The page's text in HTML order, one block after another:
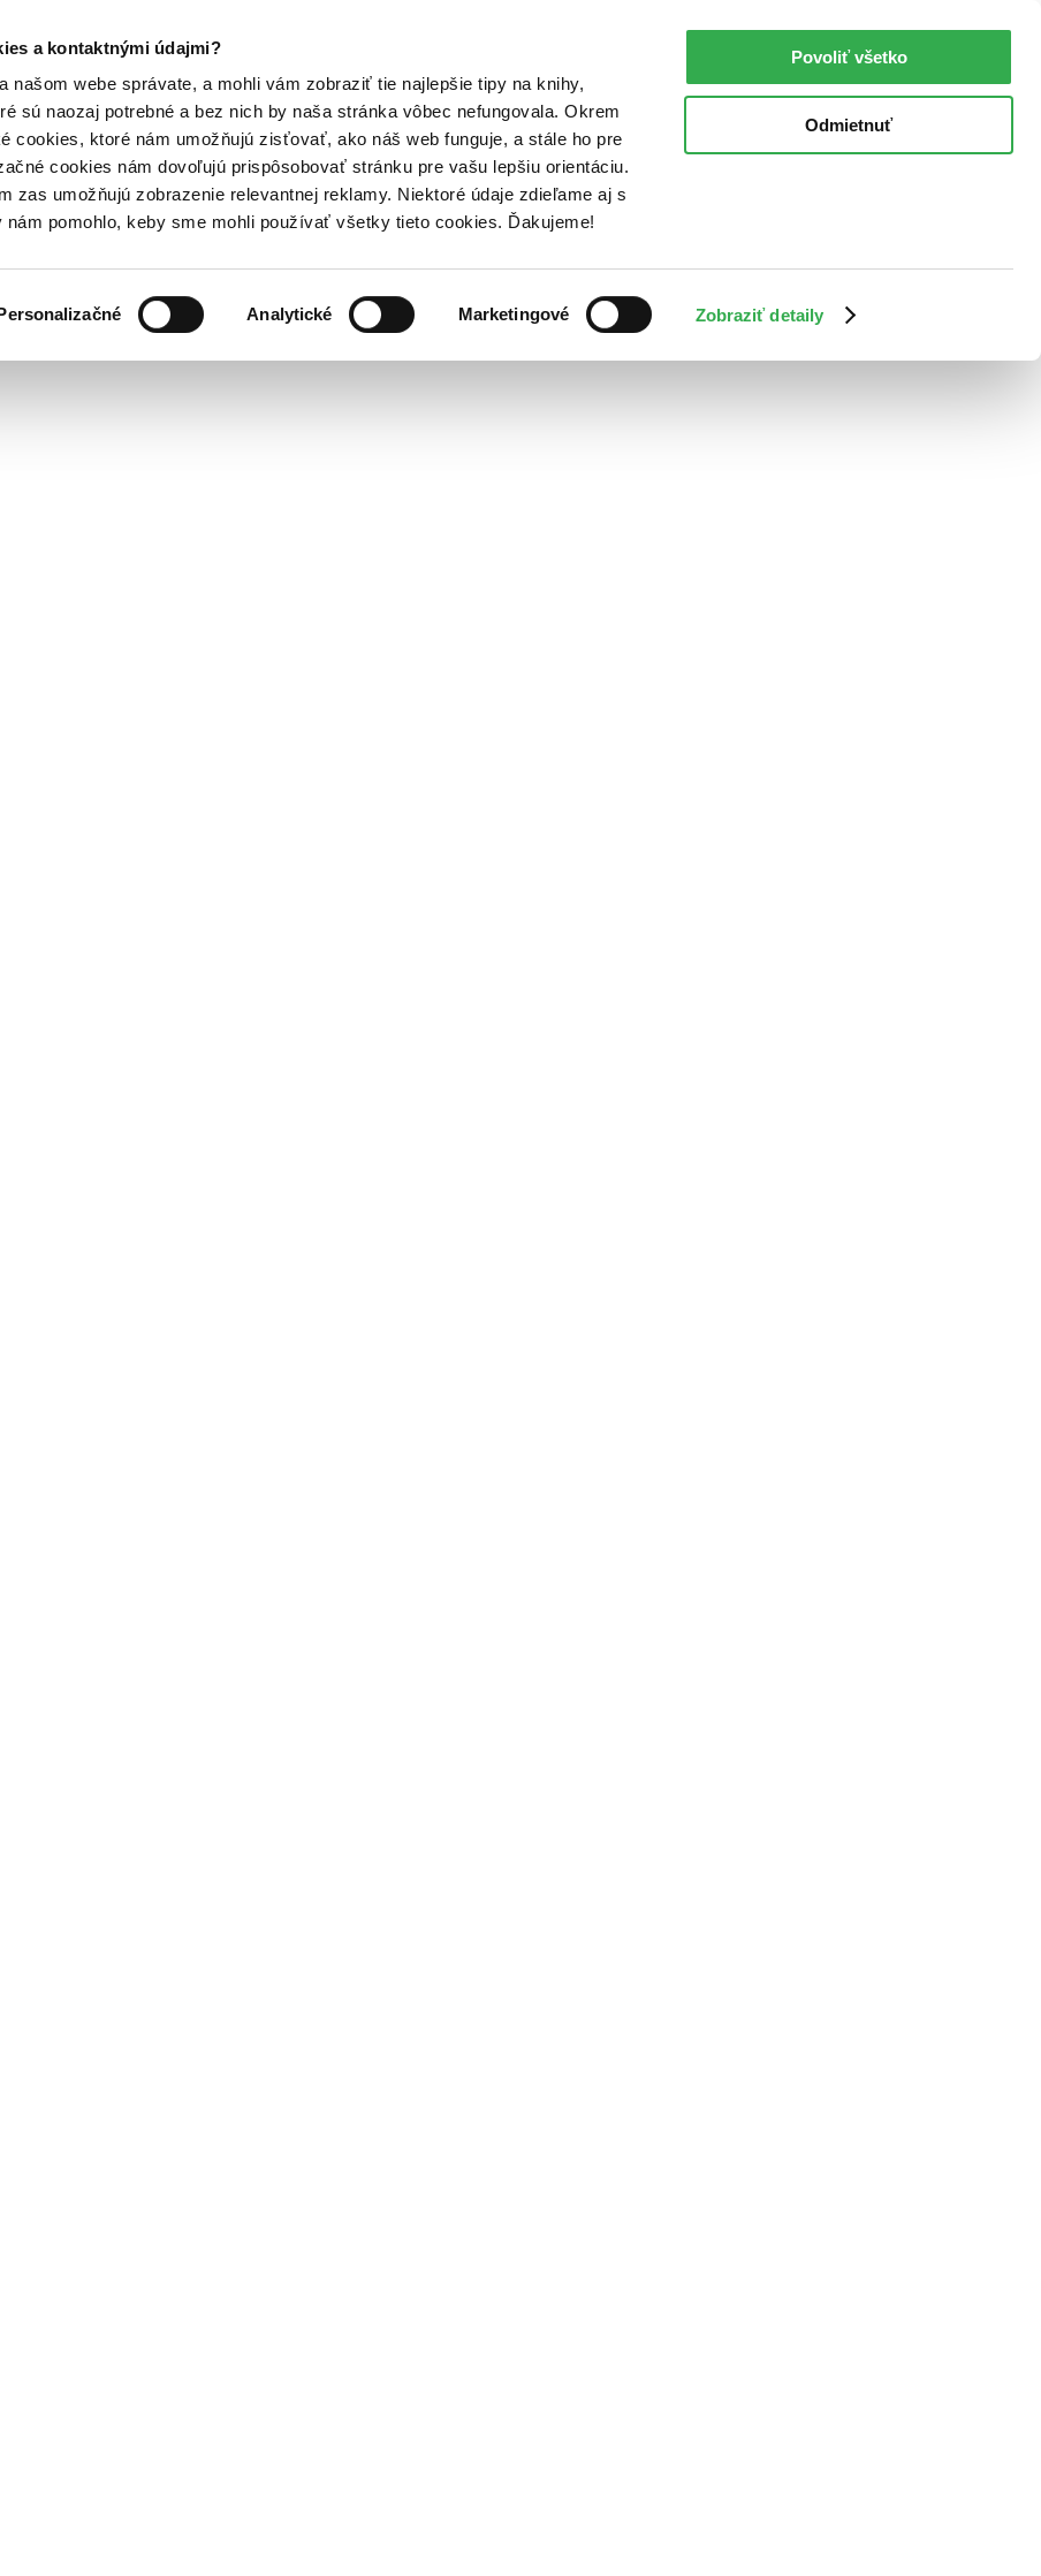
a kontaktnými údajmi?
našom webe správate, a mohli vám zobraziť tie najlepšie tipy na knihy,
sú naozaj potrebné a bez nich by naša stránka vôbec nefungovala. Okrem
cookies, ktoré nám umožňujú zisťovať, ako náš web funguje, a stále ho pre
cookies nám dovoľujú prispôsobovať stránku pre vašu lepšiu orientáciu.
zas umožňujú zobrazenie relevantnej reklamy. Niektoré údaje zdieľame aj s
pomohlo, keby sme mohli používať všetky tieto cookies. Ďakujeme!
Analytické Marketingové Zobraziť detaily
Povoliť všetko
Odmietnuť